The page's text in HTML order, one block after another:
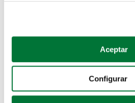
Si lo permite, también quisiéramos:
Recopilar información sobre
Identificar su dispositivo
para buscar características
Aceptar
Configurar
Coches de segunda mano
Coches de km0